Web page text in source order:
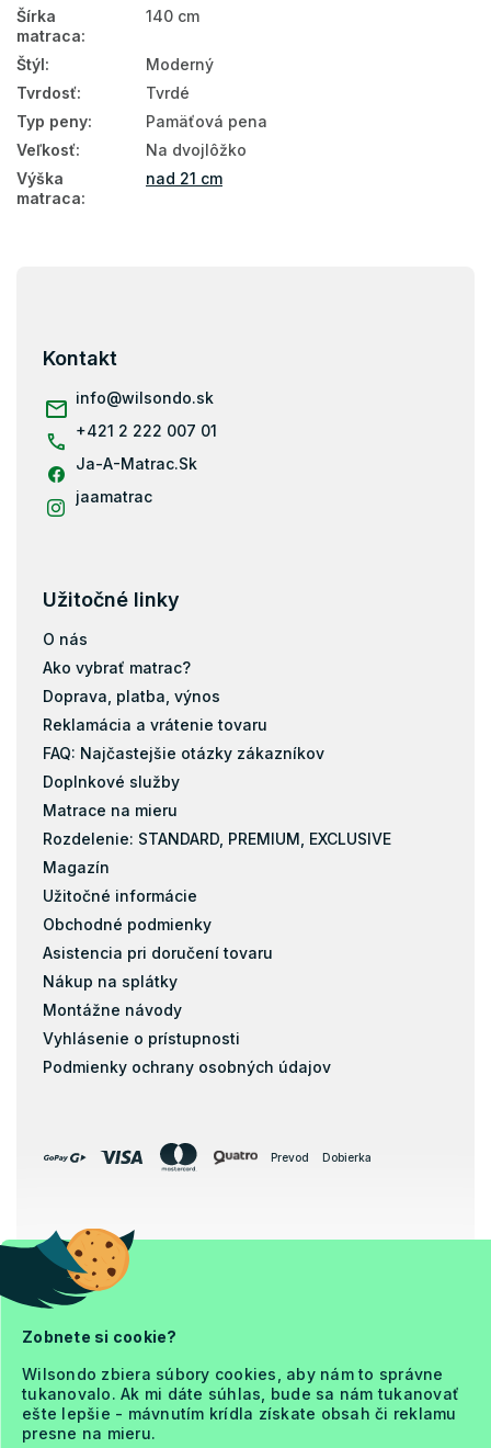
Zobnete si cookie?
Wilsondo zbiera súbory cookies, aby nám to správne
tukanovalo. Ak mi dáte súhlas, bude sa nám tukanovať
ešte lepšie - mávnutím krídla získate obsah či reklamu
presne na mieru.
Matrace s pamäťovou penou 140x200
Kokosové matrace 140x200
Latexové matrace 140x200
140x200
Matrace 200x140
Matrace s masážnou penou
Šírka
matraca:
140 cm
Štýl:
Moderný
Tvrdosť:
Tvrdé
Typ peny:
Pamäťová pena
Veľkosť:
Na dvojlôžko
Výška
matraca:
nad 21 cm
Kontakt
info@wilsondo.sk
+421 2 222 007 01
Ja-A-Matrac.Sk
jaamatrac
Užitočné linky
O nás
Ako vybrať matrac?
Doprava, platba, výnos
Reklamácia a vrátenie tovaru
FAQ: Najčastejšie otázky zákazníkov
Doplnkové služby
Matrace na mieru
Rozdelenie: STANDARD, PREMIUM, EXCLUSIVE
Magazín
Užitočné informácie
Obchodné podmienky
Asistencia pri doručení tovaru
Nákup na splátky
Montážne návody
Vyhlásenie o prístupnosti
Podmienky ochrany osobných údajov
Prevod Dobierka
Copyright 2026
Ja a Matrac
. Všetky práva vyhradené.
Upraviť nastavenie cookies